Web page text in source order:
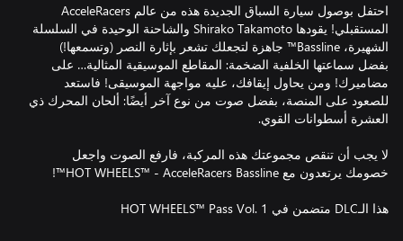
احتفل بوصول سيارة السباق الجديدة هذه من عالم AcceleRacers
المستقبلي! يقودها Shirako Takamoto والشاحنة الوحيدة في السلسلة
الشهيرة، Bassline™ جاهزة لتجعلك تشعر بإثارة النصر (وتسمعها!)
بفضل سماعتها الخلفية الضخمة: المقاطع الموسيقية المثالية… على
مضاميرك! ومن يحاول إيقافك، عليه مواجهة الموسيقى! فاستعد
للصعود على المنصة، بفضل صوت من نوع آخر أيضًا: ألحان المحرك ذي
لا يجب أن تنقص مجموعتك هذه المركبة، فارفع الصوت واجعل
هذا الـDLC متضمن في HOT WHEELS™ Pass Vol. 1